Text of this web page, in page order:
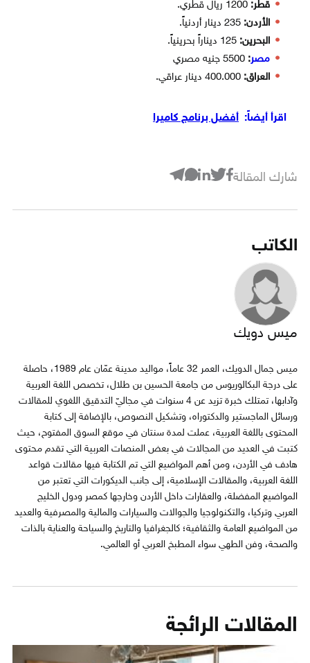
قطر: 1200 ريال قطري.
الأردن:
البحرين:
مصر:
العراق:
اقرأ أيضاً: أفضل برنامج كاميرا
شارك المقالة
الكاتب
ميس دويك
ميس جمال الدويك، العمر 32 عاماً، مواليد مدينة عمّان عام 1989، حاصلة
على درجة البكالوريوس من جامعة الحسين بن طلال، تخصص اللغة العربية
وآدابها، تمتلك خبرة تزيد عن 4 سنوات في مجاليّ التدقيق اللغوي للمقالات
ورسائل الماجستير والدكتوراه، وتشكيل النصوص، بالإضافة إلى كتابة
المحتوى باللغة العربية، عملت لمدة سنتان في موقع السوق المفتوح، حيث
كتبت في العديد من المجالات في بعض المنصات العربية التي تقدم محتوى
هادف في الأردن، ومن أهم المواضيع التي تم الكتابة فيها مقالات قواعد
اللغة العربية، والمقالات الإسلامية، إلى جانب الديكورات التي تعتبر من
المواضيع المفضلة، والعقارات داخل الأردن وخارجها كمصر ودول الخليج
العربي وتركيا، والتكنولوجيا والجوالات والسيارات والمالية والمصرفية والعديد
من المواضيع العامة والثقافية؛ كالجغرافيا والتاريخ والسياحة والعناية بالذات
والصحة، وفن الطهي سواء المطبخ العربي أو العالمي.
المقالات الرائجة